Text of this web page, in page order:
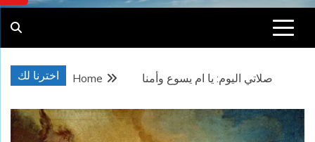
اخترنا لك Home صلاتي اليوم: يا ام يسوع وأمنا